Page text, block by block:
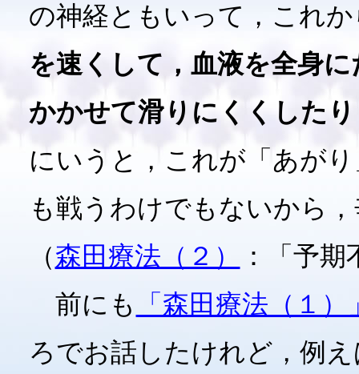
の神経ともいって，これ
を速くして，血液を全身
かかせて滑りにくくした
にいうと，これが「あが
も戦うわけでもないから
（森田療法（２）
：「予
前にも
「森田療法（１）
ろでお話したけれど，例